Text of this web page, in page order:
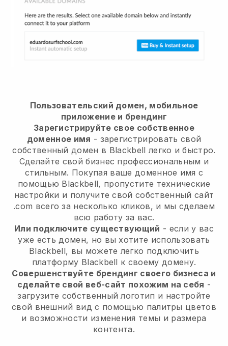
Пользовательский домен, мобильное
приложение и брендинг
Зарегистрируйте свое собственное
доменное имя - зарегистрировать свой
собственный домен в Blackbell легко и быстро.
Сделайте свой бизнес профессиональным и
стильным. Покупая ваше доменное имя с
помощью Blackbell, пропустите технические
настройки и получите свой собственный сайт
.com всего за несколько кликов, и мы сделаем
всю работу за вас.
Или подключите существующий - если у вас
уже есть домен, но вы хотите использовать
Blackbell, вы можете легко подключить
платформу Blackbell к своему домену.
Совершенствуйте брендинг своего бизнеса и
сделайте свой веб-сайт похожим на себя -
загрузите собственный логотип и настройте
свой внешний вид с помощью палитры цветов
и возможности изменения темы и размера
контента.